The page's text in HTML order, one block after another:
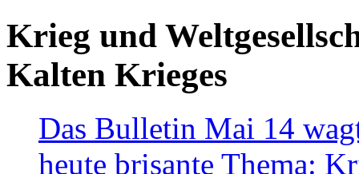
Krieg und
Kalten Krieges
Das Bulletin Mai 14
heute brisante Thema: